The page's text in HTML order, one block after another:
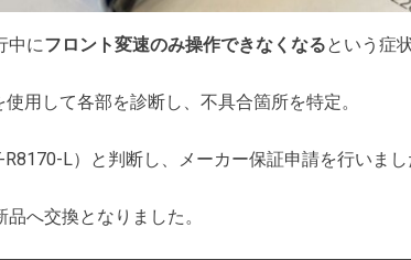
中にフロント変速のみ操作できなくなるという症
使用して各部を診断し、不具合箇所を特定。
L）と判断し、メーカー保証申請を行いまし
へ交換となりました。